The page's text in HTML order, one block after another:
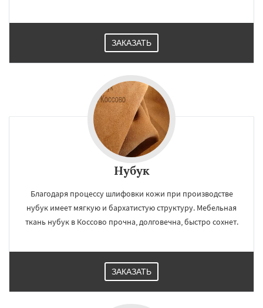
регионам
ЗАКАЗАТЬ
Нубук
Благодаря процессу шлифовки кожи при производстве
нубук имеет мягкую и бархатистую структуру. Мебельная
ткань нубук в Коссово прочна, долговечна, быстро сохнет.
ЗАКАЗАТЬ
УЗНАТЬ ПОДРОБНЕЕ
Даю согласие на обработку персональных данных